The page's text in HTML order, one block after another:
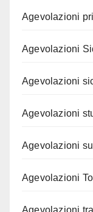
Agevolazioni
Agevolazioni
Agevolazioni
Agevolazioni
Agevolazioni
Agevolazioni